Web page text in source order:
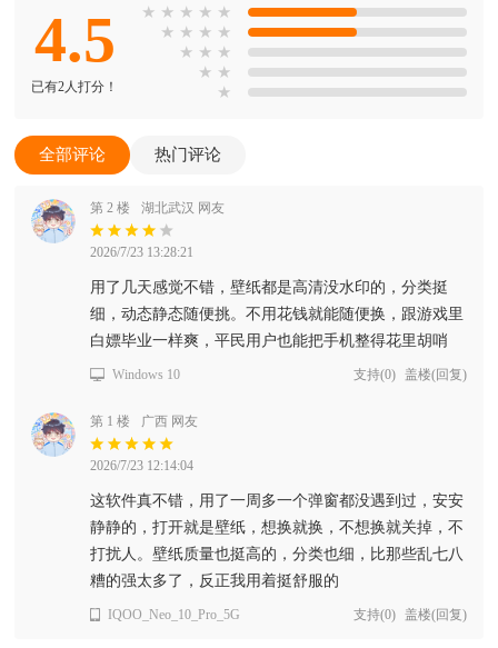
4.5
已有2人打分！
★ ★ ★ ★ ★
★ ★ ★ ★
★ ★ ★
★ ★
★
全部评论 热门评论
第 2 楼 湖北武汉 网友
2026/7/23 13:28:21
用了几天感觉不错，壁纸都是高清没水印的，分类挺
细，动态静态随便挑。不用花钱就能随便换，跟游戏里
白嫖毕业一样爽，平民用户也能把手机整得花里胡哨
Windows 10 支持(0) 盖楼(回复)
第 1 楼 广西 网友
2026/7/23 12:14:04
这软件真不错，用了一周多一个弹窗都没遇到过，安安
静静的，打开就是壁纸，想换就换，不想换就关掉，不
打扰人。壁纸质量也挺高的，分类也细，比那些乱七八
糟的强太多了，反正我用着挺舒服的
IQOO_Neo_10_Pro_5G 支持(0) 盖楼(回复)